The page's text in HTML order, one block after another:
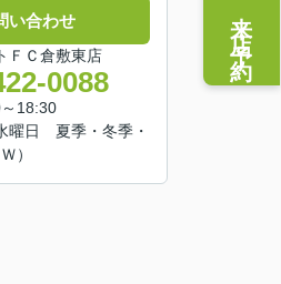
い合わせ
ＦＣ倉敷東店
0088
18:30
曜日 夏季・冬季・
）
来店予約